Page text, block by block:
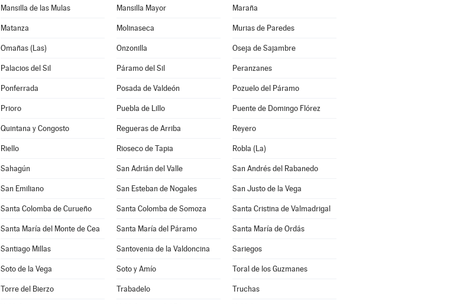
Mansilla de las Mulas Mansilla Mayor Maraña
Matanza Molinaseca Murias de Paredes
Omañas (Las) Onzonilla Oseja de Sajambre
Palacios del Sil Páramo del Sil Peranzanes
Ponferrada Posada de Valdeón Pozuelo del Páramo
Prioro Puebla de Lillo Puente de Domingo Flórez
Quintana y Congosto Regueras de Arriba Reyero
Riello Rioseco de Tapia Robla (La)
Sahagún San Adrián del Valle San Andrés del Rabanedo
San Emiliano San Esteban de Nogales San Justo de la Vega
Santa Colomba de Curueño Santa Colomba de Somoza Santa Cristina de Valmadrigal
Santa María del Monte de Cea Santa María del Páramo Santa María de Ordás
Santiago Millas Santovenia de la Valdoncina Sariegos
Soto de la Vega Soto y Amío Toral de los Guzmanes
Torre del Bierzo Trabadelo Truchas